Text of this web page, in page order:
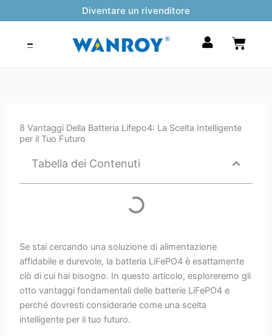
al
Diventare un rivenditore
8 Vantaggi Della Batteria Lifepo4: La Scelta Intelligente
per il Tuo Futuro
Tabella dei Contenuti
Se stai cercando una soluzione di alimentazione
affidabile e durevole, la batteria LiFePO4 è esattamente
ciò di cui hai bisogno. In questo articolo, esploreremo gli
otto vantaggi fondamentali delle batterie LiFePO4 e
perché dovresti considerarle come una scelta
intelligente per il tuo futuro.